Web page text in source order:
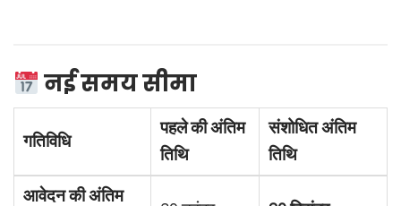
नई समय सीमा
गतिविधि
पहले की अंतिम
तिथि
संशोधित अंतिम
तिथि
आवेदन की अंतिम